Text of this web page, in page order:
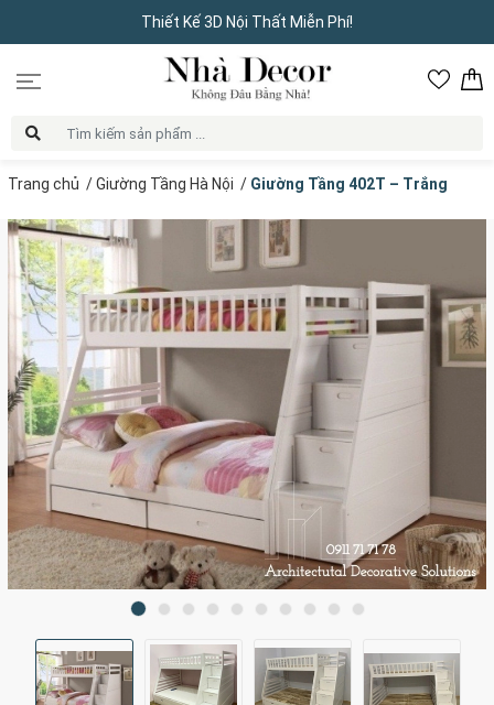
Thiết Kế 3D Nội Thất Miễn Phí!
Trang chủ /Giường Tầng Hà Nội / Giường Tầng 402T – Trắng